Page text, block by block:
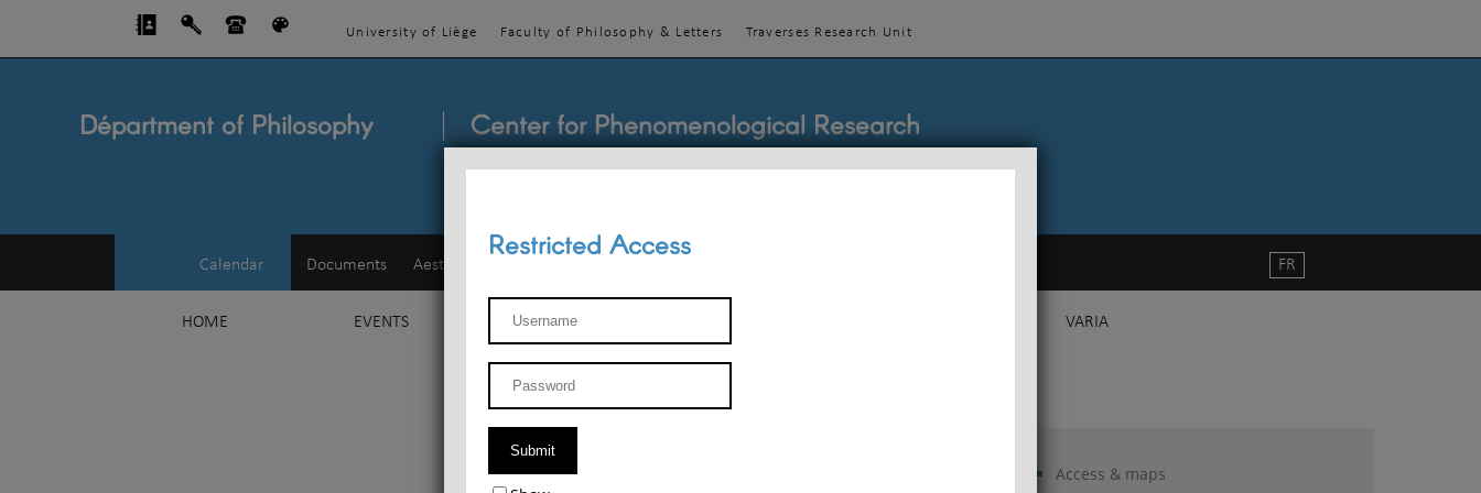
University of Liège Faculty of Philosophy & Letters Traverses Research Unit
Départment of Philosophy Center for Phenomenological Research
Calendar Documents Aesthetics
HOME EVENTS TEACHINGS VARIA
FR
Access & maps
Restricted Access